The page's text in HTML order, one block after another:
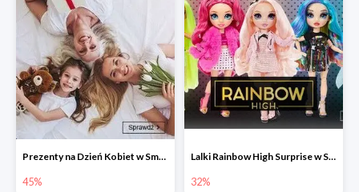
Prezenty na Dzień Kobiet w Smyku do -45%
45%
Lalki Rainbow High Surprise w Smyku do -35%
32%